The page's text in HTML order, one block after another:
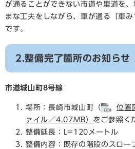
が通ることができない市道や里道を
まな工夫をしながら、車が通る「車
です。
2.整備完了箇所のお知らせ
市道城山町8号線
場所：長崎市城山町（
位置
ァイル／4.07MB） をご参照く
整備延長：L=120メートル
整備内容：既存の階段のスロー